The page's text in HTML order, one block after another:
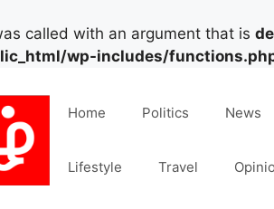
called with an argument that is
wp-includes/
Home Politics News
Lifestyle Travel